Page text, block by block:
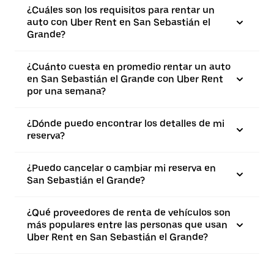
¿Cuáles son los requisitos para rentar un
auto con Uber Rent en San Sebastián el
Grande?
¿Cuánto cuesta en promedio rentar un auto
en San Sebastián el Grande con Uber Rent
por una semana?
¿Dónde puedo encontrar los detalles de mi
reserva?
¿Puedo cancelar o cambiar mi reserva en
San Sebastián el Grande?
¿Qué proveedores de renta de vehículos son
más populares entre las personas que usan
Uber Rent en San Sebastián el Grande?